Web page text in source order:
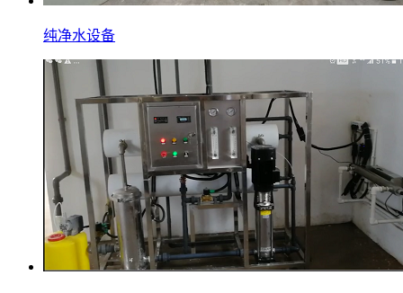
纯净水设备